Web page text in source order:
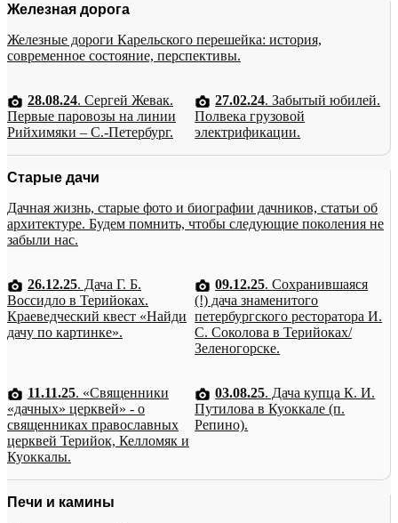
Железная дорога
Железные дороги Карельского перешейка: история,
современное состояние, перспективы.
28.08.24. Сергей Жевак.
Первые паровозы на линии
Рийхимяки – С.-Петербург.
27.02.24. Забытый юбилей.
Полвека грузовой
электрификации.
Старые дачи
Дачная жизнь, старые фото и биографии дачников, статьи об
архитектуре. Будем помнить, чтобы следующие поколения не
забыли нас.
26.12.25. Дача Г. Б.
Воссидло в Терийоках.
Краеведческий квест «Найди
дачу по картинке».
09.12.25. Сохранившаяся
(!) дача знаменитого
петербургского ресторатора И.
С. Соколова в Терийоках/
Зеленогорске.
11.11.25. «Священники
«дачных» церквей» - о
священниках православных
церквей Терийок, Келломяк и
Куоккалы.
03.08.25. Дача купца К. И.
Путилова в Куоккале (п.
Репино).
Печи и камины